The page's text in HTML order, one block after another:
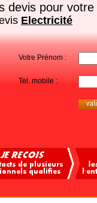
devis pour votre
Electricité
Votre Prénom :
Tel. mobile :